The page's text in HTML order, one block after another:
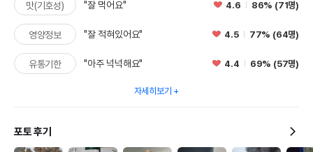
맛(기호성) "잘 먹어요" 4.6 86% (71명)
영양정보 "잘 적혀있어요" 4.5 77% (64명)
유통기한 "아주 넉넉해요" 4.4 69% (57명)
자세히보기
포토 후기